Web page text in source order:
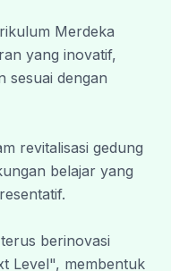
efektif antara
Merdeka
yang inovatif,
sesuai dengan
revitalisasi gedung
belajar yang
berinovasi
Level", membentuk